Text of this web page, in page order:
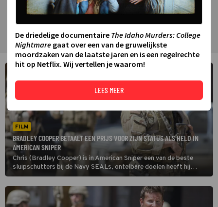
FILM
BRADLEY COOPER BETAALT EEN PRIJS VOOR ZIJN STATUS ALS HELD IN
AMERICAN SNIPER
Chris (Bradley Cooper) is in American Sniper een van de beste
sluipschutters bij de Navy SEALs, ontelbare doelen heeft hij
uitgeschakeld. Na talloze missies mag hij naar huis om even rustig
bij te komen.
De driedelige documentaire The Idaho Murders: College
Nightmare gaat over een van de gruwelijkste
moordzaken van de laatste jaren en is een regelrechte
hit op Netflix. Wij vertellen je waarom!
LEES MEER